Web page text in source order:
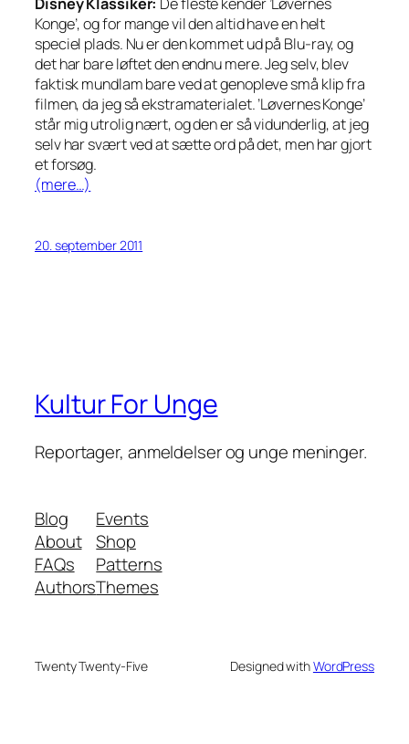
Konge’, og for mange vil den altid have en helt
speciel plads. Nu er den kommet ud på Blu-ray, og
det har bare løftet den endnu mere. Jeg selv, blev
faktisk mundlam bare ved at genopleve små klip fra
filmen, da jeg så ekstramaterialet. ’Løvernes Konge’
står mig utrolig nært, og den er så vidunderlig, at jeg
selv har svært ved at sætte ord på det, men har gjort
et forsøg.
(mere…)
20. september 2011
Kultur For Unge
Reportager, anmeldelser og unge meninger.
Blog
About
FAQs
Authors
Events
Shop
Patterns
Themes
Twenty Twenty-Five Designed withWordPress